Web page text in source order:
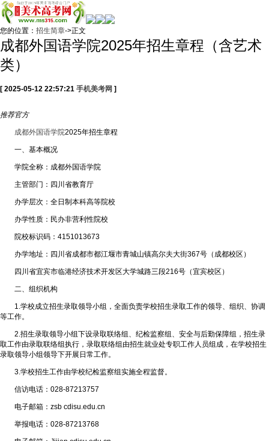
您的位置： 招生简章->正文
成都外国语学院2025年招生章程（含艺术
类）
[ 2025-05-12 22:57:21 手机美考网 ]
推荐官方
成都外国语学院2025年招生章程
一、基本概况
学院全称：成都外国语学院
主管部门：四川省教育厅
办学层次：全日制本科高等院校
办学性质：民办非营利性院校
院校标识码：4151013673
办学地址：四川省成都市都江堰市青城山镇高尔夫大街367号（成都校区）
四川省宜宾市临港经济技术开发区大学城路三段216号（宜宾校区）
二、组织机构
1.学校成立招生录取领导小组，全面负责学校招生录取工作的领导、组织、协调
等工作。
2.招生录取领导小组下设录取联络组、纪检监察组、安全与后勤保障组，招生录
取工作由录取联络组执行，录取联络组由招生就业处专职工作人员组成，在学校招生
录取领导小组领导下开展日常工作。
3.学校招生工作由学校纪检监察组实施全程监督。
信访电话：028-87213757
电子邮箱：zsb cdisu.edu.cn
举报电话：028-87213768